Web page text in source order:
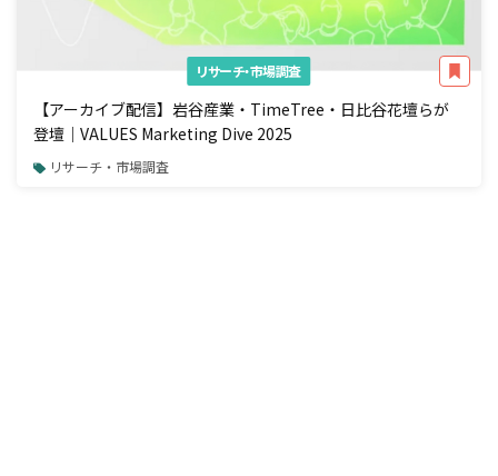
リサーチ・市場調査
【アーカイブ配信】岩谷産業・TimeTree・日比谷花壇らが
登壇｜VALUES Marketing Dive 2025
リサーチ・市場調査